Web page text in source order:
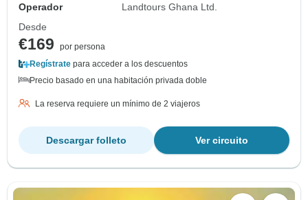
Operador
Landtours Ghana Ltd.
Desde
€169
por persona
Regístrate para acceder a los descuentos
Precio basado en una habitación privada doble
La reserva requiere un mínimo de 2 viajeros
Ver circuito
Descargar folleto